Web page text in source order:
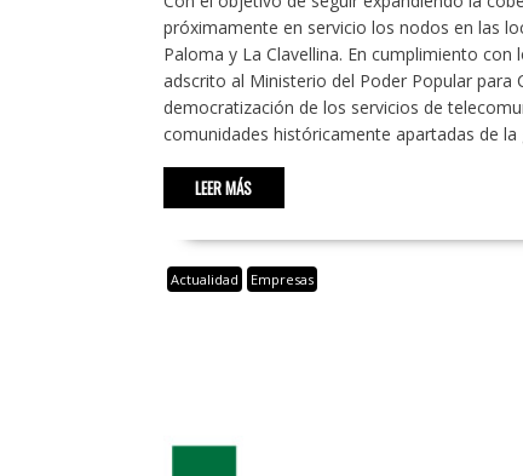
próximamente en servicio los nodos en las
Paloma y La Clavellina. En cumplimiento
adscrito al Ministerio del Poder Popular para
democratización de los servicios de
comunidades históricamente apartadas de la
LEER MÁS
Actualidad Empresas